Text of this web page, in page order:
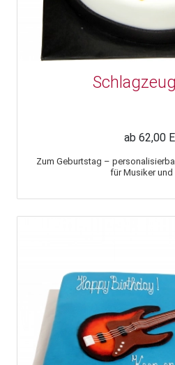
ab 62,00
Zum Geburtstag –
für Musiker und